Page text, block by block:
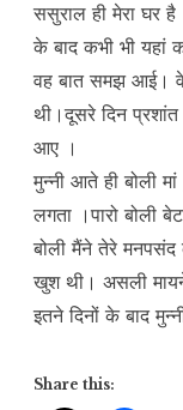
ससुराल ही मेरा घर
के बाद कभी भी यहां
वह बात समझ आई। वे
थी।दूसरे दिन
आए ।
मुन्नी आते ही बोली
लगता ।पारो बोली
बोली मैंने तेरे
खुश थी। असली
इतने दिनों के बाद
Share this: